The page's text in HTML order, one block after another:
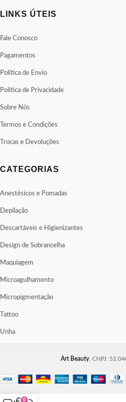
LINKS ÚTEIS
Fale Conosco
Pagamentos
Política de Envio
Política de Privacidade
Sobre Nós
Termos e Condições
Trocas e Devoluções
CATEGORIAS
Anestésicos e Pomadas
Depilação
Descartáveis e Higienizantes
Design de Sobrancelha
Maquiagem
Microagulhamento
Micropigmentação
Tattoo
Unha
Art Beauty. CNPJ:
0